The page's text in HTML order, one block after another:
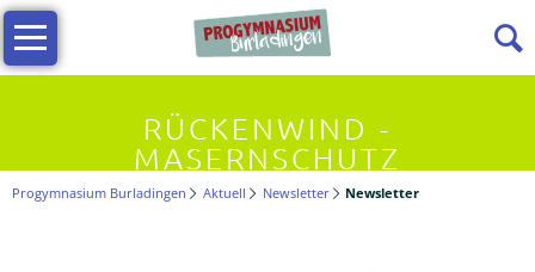
RÜCKENWIND -
MASERNSCHUTZ
Navigation
überspringen
Infos
Progymnasium Burladingen Aktuell Newsletter Newsletter